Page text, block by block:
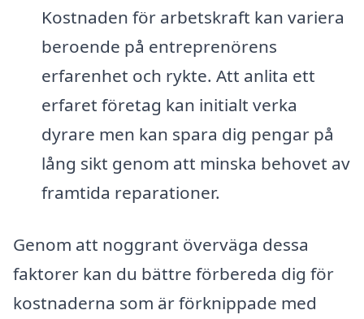
Kostnaden för arbetskraft kan variera
beroende på entreprenörens
erfarenhet och rykte. Att anlita ett
erfaret företag kan initialt verka
dyrare men kan spara dig pengar på
lång sikt genom att minska behovet av
framtida reparationer.
Genom att noggrant överväga dessa
faktorer kan du bättre förbereda dig för
kostnaderna som är förknippade med